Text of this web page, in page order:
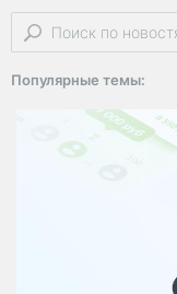
китай
Популярные темы: